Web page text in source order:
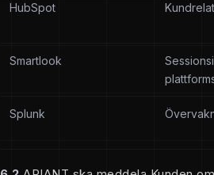
HubSpot
Smartlook
Splunk